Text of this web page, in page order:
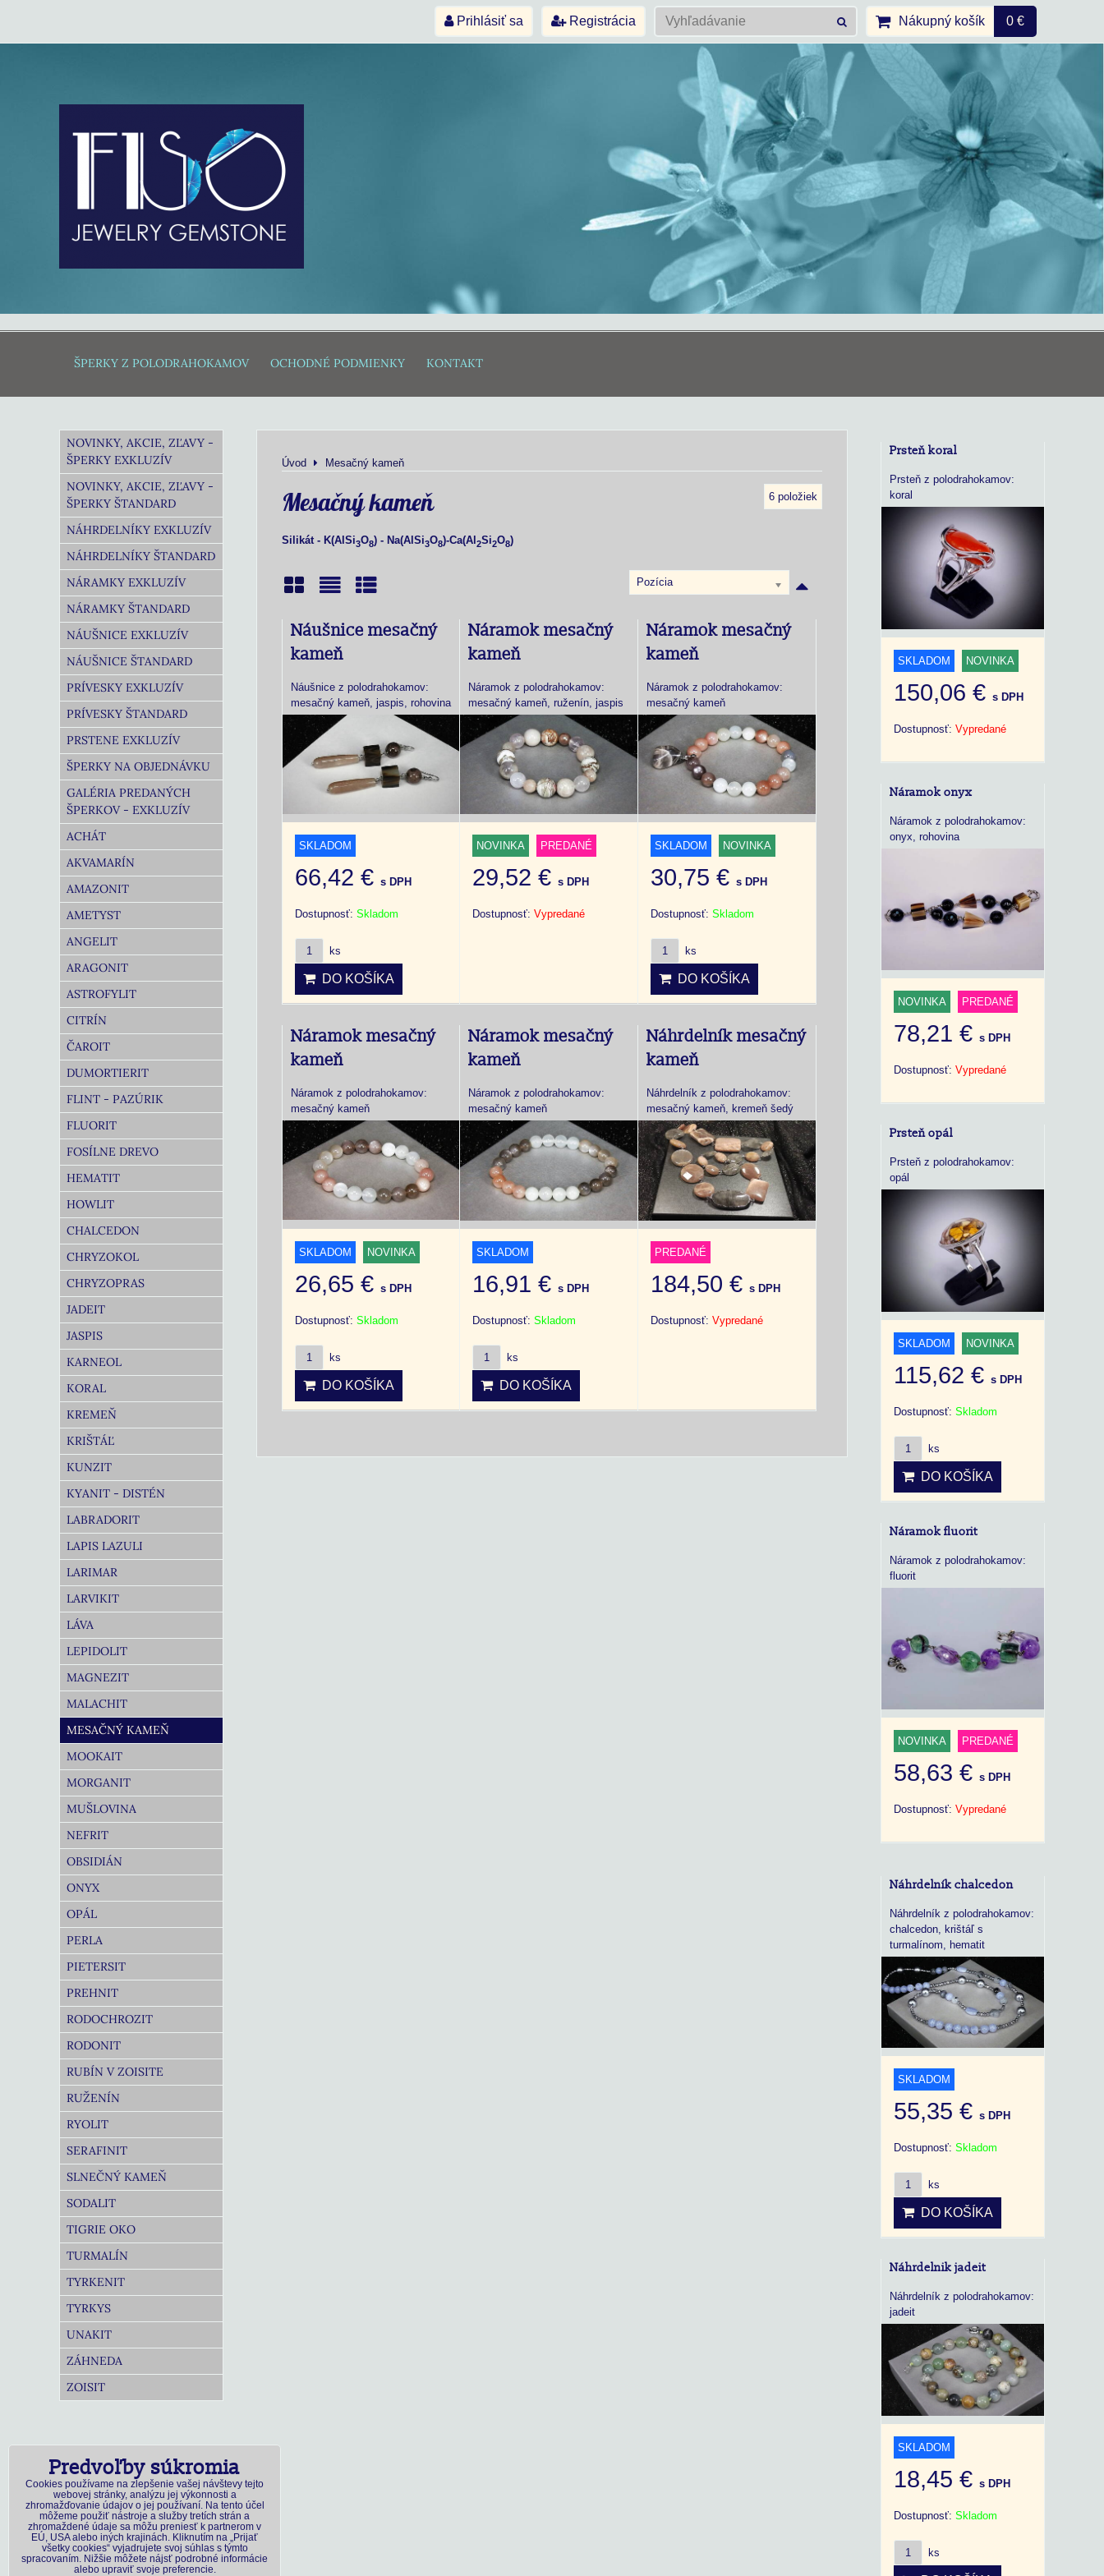
Prihlásiť sa Registrácia Nákupný košík 0 €
ŠPERKY Z POLODRAHOKAMOV OCHODNÉ PODMIENKY KONTAKT
Úvod Mesačný kameň
Mesačný kameň 6 položiek
Silikát - K(AlSi3O8) - Na(AlSi3O8)-Ca(Al 2Si2O8)
Mriežka
Pozícia
Náušnice mesačný
kameň
Náušnice z polodrahokamov:
mesačný kameň, jaspis, rohovina
SKLADOM
66,42 € s DPH
Dostupnosť: Skladom
ks
DO KOŠÍKA
Náramok mesačný
kameň
Náramok z polodrahokamov:
mesačný kameň, ruženín, jaspis
NOVINKA PREDANÉ
29,52 €s DPH
Dostupnosť:Vypredané
Náramok mesačný
kameň
Náramok z polodrahokamov:
mesačný kameň
SKLADOM NOVINKA
30,75 €s DPH
Dostupnosť:Skladom
ks
DO KOŠÍKA
Náramok mesačný
kameň
Náramok z polodrahokamov:
mesačný kameň
SKLADOM NOVINKA
26,65 € s DPH
Dostupnosť: Skladom
ks
DO KOŠÍKA
Náramok mesačný
kameň
Náramok z polodrahokamov:
mesačný kameň
SKLADOM
16,91 €s DPH
Dostupnosť:Skladom
ks
DO KOŠÍKA
Náhrdelník mesačný
kameň
Náhrdelník z polodrahokamov:
mesačný kameň, kremeň šedý
PREDANÉ
184,50 €s DPH
Dostupnosť:Vypredané
NOVINKY, AKCIE, ZĽAVY -
ŠPERKY EXKLUZÍV
NOVINKY, AKCIE, ZĽAVY -
ŠPERKY ŠTANDARD
NÁHRDELNÍKY EXKLUZÍV
NÁHRDELNÍKY ŠTANDARD
NÁRAMKY EXKLUZÍV
NÁRAMKY ŠTANDARD
NÁUŠNICE EXKLUZÍV
NÁUŠNICE ŠTANDARD
PRÍVESKY EXKLUZÍV
PRÍVESKY ŠTANDARD
PRSTENE EXKLUZÍV
ŠPERKY NA OBJEDNÁVKU
GALÉRIA PREDANÝCH
ŠPERKOV - EXKLUZÍV
ACHÁT
AKVAMARÍN
AMAZONIT
AMETYST
ANGELIT
ARAGONIT
ASTROFYLIT
CITRÍN
ČAROIT
DUMORTIERIT
FLINT - PAZÚRIK
FLUORIT
FOSÍLNE DREVO
HEMATIT
HOWLIT
CHALCEDON
CHRYZOKOL
CHRYZOPRAS
JADEIT
JASPIS
KARNEOL
KORAL
KREMEŇ
KRIŠTÁĽ
KUNZIT
KYANIT - DISTÉN
LABRADORIT
LAPIS LAZULI
LARIMAR
LARVIKIT
LÁVA
LEPIDOLIT
MAGNEZIT
MALACHIT
MESAČNÝ KAMEŇ
MOOKAIT
MORGANIT
MUŠLOVINA
NEFRIT
OBSIDIÁN
ONYX
OPÁL
PERLA
PIETERSIT
PREHNIT
RODOCHROZIT
RODONIT
RUBÍN V ZOISITE
RUŽENÍN
RYOLIT
SERAFINIT
SLNEČNÝ KAMEŇ
SODALIT
TIGRIE OKO
TURMALÍN
TYRKENIT
TYRKYS
UNAKIT
ZÁHNEDA
ZOISIT
Prsteň koral
Prsteň z polodrahokamov:
koral
SKLADOM NOVINKA
150,06 € s DPH
Dostupnosť: Vypredané
Náramok onyx
Náramok z polodrahokamov:
onyx, rohovina
NOVINKA PREDANÉ
78,21 € s DPH
Dostupnosť: Vypredané
Prsteň opál
Prsteň z polodrahokamov:
opál
SKLADOM NOVINKA
115,62 € s DPH
Dostupnosť: Skladom
ks
DO KOŠÍKA
Náramok fluorit
Náramok z polodrahokamov:
fluorit
NOVINKA PREDANÉ
58,63 € s DPH
Dostupnosť: Vypredané
Náhrdelník chalcedon
Náhrdelník z polodrahokamov:
chalcedon, krištáľ s
turmalínom, hematit
SKLADOM
55,35 € s DPH
Dostupnosť: Skladom
ks
DO KOŠÍKA
Náhrdelnik jadeit
Náhrdelník z polodrahokamov:
jadeit
SKLADOM
18,45 € s DPH
Dostupnosť: Skladom
ks
Predvoľby súkromia
Cookies používame na zlepšenie vašej návštevy tejto
webovej stránky, analýzu jej výkonnosti a
zhromažďovanie údajov o jej používaní. Na tento účel
môžeme použiť nástroje a služby tretích strán a
zhromaždené údaje sa môžu preniesť k partnerom v
EÚ, USA alebo iných krajinách. Kliknutím na „Prijať
všetky cookies“ vyjadrujete svoj súhlas s týmto
spracovaním. Nižšie môžete nájsť podrobné informácie
alebo upraviť svoje preferencie.